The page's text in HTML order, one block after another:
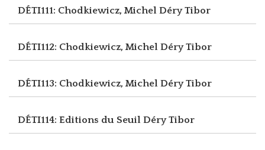
DÉTI111: Chodkiewicz, Michel Déry Tibor
DÉTI112: Chodkiewicz, Michel Déry Tibor
DÉTI113: Chodkiewicz, Michel Déry Tibor
DÉTI114: Editions du Seuil Déry Tibor